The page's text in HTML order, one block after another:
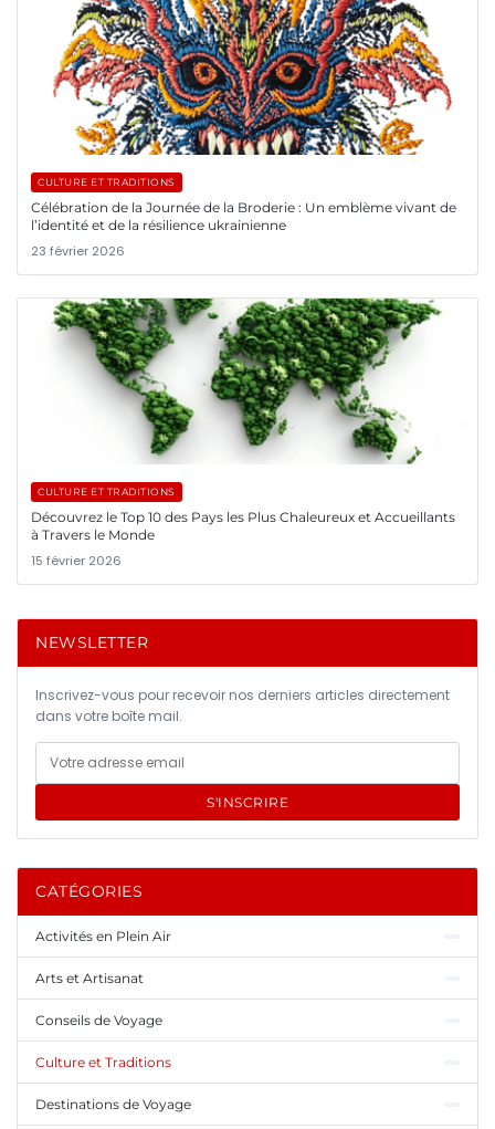
CULTURE ET TRADITIONS
Célébration de la Journée de la Broderie : Un emblème vivant de
l’identité et de la résilience ukrainienne
23 février 2026
CULTURE ET TRADITIONS
Découvrez le Top 10 des Pays les Plus Chaleureux et Accueillants
à Travers le Monde
15 février 2026
NEWSLETTER
Inscrivez-vous pour recevoir nos derniers articles directement
dans votre boîte mail.
S'INSCRIRE
CATÉGORIES
Activités en Plein Air
Arts et Artisanat
Conseils de Voyage
Culture et Traditions
Destinations de Voyage